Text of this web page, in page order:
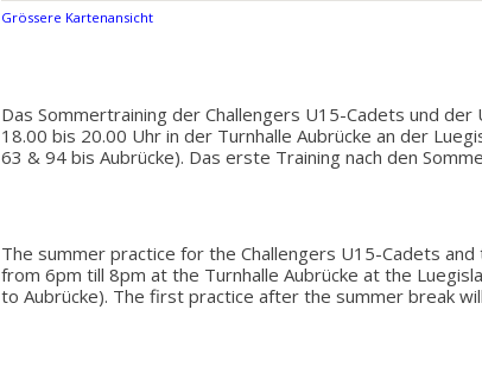
Grössere Kartenansicht
Das Sommertraining der Challengers U15-Cadets und der
18.00 bis 20.00 Uhr in der Turnhalle Aubrücke an der
63 & 94 bis Aubrücke). Das erste Training nach den
The summer practice for the Challengers U15-Cadets
from 6pm till 8pm at the Turnhalle Aubrücke at the
to Aubrücke). The first practice after the summer break